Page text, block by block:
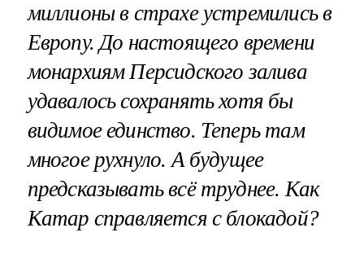
миллионы в страхе устремились в
Европу. До настоящего времени
монархиям Персидского залива
удавалось сохранять хотя бы
видимое единство. Теперь там
многое рухнуло. А будущее
предсказывать всё труднее. Как
Катар справляется с блокадой?